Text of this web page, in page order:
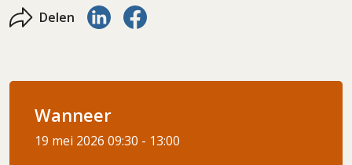
Delen Delen via LinkedIn
Delen via Facebook
Wanneer
19 mei 2026 09:30 - 13:00